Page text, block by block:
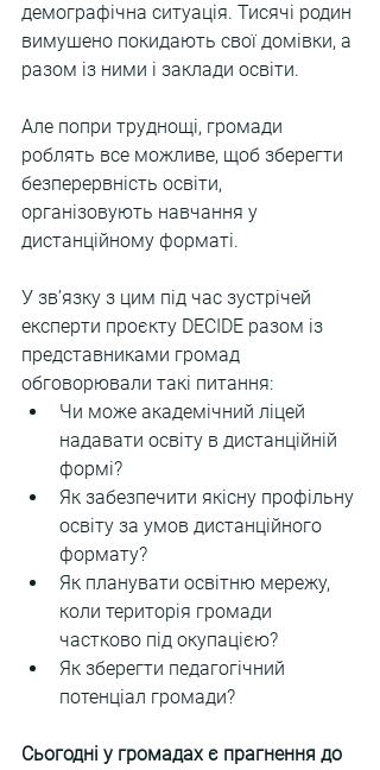
демографічна ситуація. Тисячі родин
вимушено покидають свої домівки, а
разом із ними і заклади освіти.
Але попри труднощі, громади
роблять все можливе, щоб зберегти
безперервність освіти,
організовують навчання у
дистанційному форматі.
У зв’язку з цим під час зустрічей
експерти проєкту DECIDE разом із
представниками громад
обговорювали такі питання:
Чи може академічний ліцей
надавати освіту в дистанційній
формі?
Як забезпечити якісну профільну
освіту за умов дистанційного
формату?
Як планувати освітню мережу,
коли територія громади
частково під окупацією?
Як зберегти педагогічний
потенціал громади?
Сьогодні у громадах є прагнення до